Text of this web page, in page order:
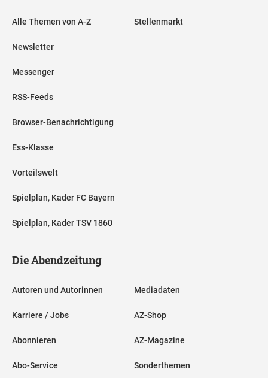
Alle Themen von A-Z
Newsletter
Messenger
RSS-Feeds
Browser-Benachrichtigung
Ess-Klasse
Vorteilswelt
Spielplan, Kader FC Bayern
Spielplan, Kader TSV 1860
Stellenmarkt
Die Abendzeitung
Autoren und Autorinnen
Karriere / Jobs
Abonnieren
Abo-Service
Mediadaten
AZ-Shop
AZ-Magazine
Sonderthemen